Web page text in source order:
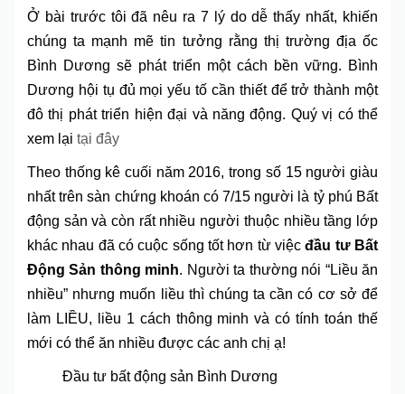
Ở bài trước tôi đã nêu ra 7 lý do dễ thấy nhất, khiến
chúng ta mạnh mẽ tin tưởng rằng thị trường địa ốc
Bình Dương sẽ phát triển một cách bền vững. Bình
Dương hội tụ đủ mọi yếu tố cần thiết để trở thành một
đô thị phát triển hiện đại và năng động. Quý vị có thể
xem lại tại đây
Theo thống kê cuối năm 2016, trong số 15 người giàu
nhất trên sàn chứng khoán có 7/15 người là tỷ phú Bất
động sản và còn rất nhiều người thuộc nhiều tầng lớp
khác nhau đã có cuộc sống tốt hơn từ việc đầu tư Bất
Động Sản thông minh. Người ta thường nói “Liều ăn
nhiều” nhưng muốn liều thì chúng ta cần có cơ sở để
làm LIỀU, liều 1 cách thông minh và có tính toán thế
mới có thể ăn nhiều được các anh chị ạ!
Đầu tư bất động sản Bình Dương